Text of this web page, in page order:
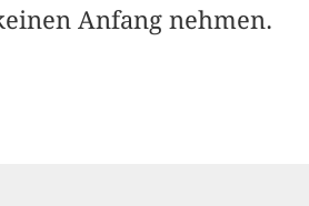
Anfang nehmen.